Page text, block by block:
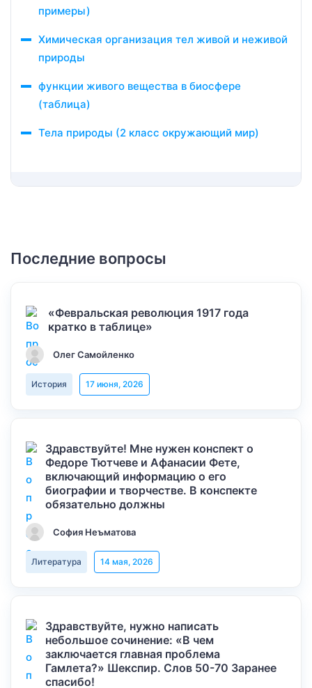
примеры)
Химическая организация тел живой и неживой
природы
функции живого вещества в биосфере
(таблица)
Тела природы (2 класс окружающий мир)
Последние вопросы
«Февральская революция 1917 года
кратко в таблице»
Олег Самойленко
История 17 июня, 2026
Здравствуйте! Мне нужен конспект о
Федоре Тютчеве и Афанасии Фете,
включающий информацию о его
биографии и творчестве. В конспекте
обязательно должны
София Неъматова
Литература 14 мая, 2026
Здравствуйте, нужно написать
небольшое сочинение: «В чем
заключается главная проблема
Гамлета?» Шекспир. Слов 50-70 Заранее
спасибо!